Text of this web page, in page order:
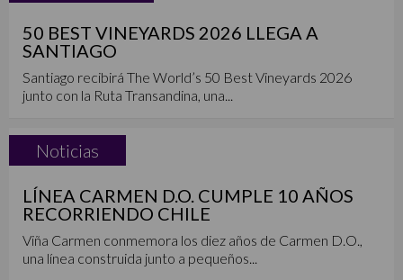
50 BEST VINEYARDS 2026 LLEGA A
SANTIAGO
Santiago recibirá The World’s 50 Best Vineyards 2026
junto con la Ruta Transandina, una...
Noticias
LÍNEA CARMEN D.O. CUMPLE 10 AÑOS
RECORRIENDO CHILE
Viña Carmen conmemora los diez años de Carmen D.O.,
una línea construida junto a pequeños...